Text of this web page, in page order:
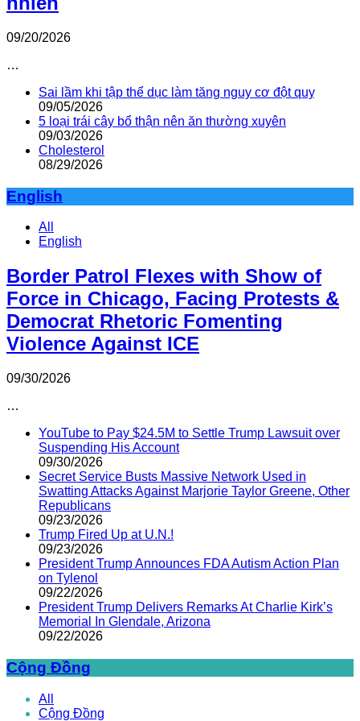
09/20/2026
…
Sai lầm khi tập thể dục làm tăng nguy cơ đột quỵ
09/05/2026
5 loại trái cây bổ thận nên ăn thường xuyên
09/03/2026
Cholesterol
08/29/2026
English
All
English
Border Patrol Flexes with Show of
Force in Chicago, Facing Protests &
Democrat Rhetoric Fomenting
Violence Against ICE
09/30/2026
…
YouTube to Pay $24.5M to Settle Trump Lawsuit over
Suspending His Account
09/30/2026
Secret Service Busts Massive Network Used in
Swatting Attacks Against Marjorie Taylor Greene, Other
Republicans
09/23/2026
Trump Fired Up at U.N.!
09/23/2026
President Trump Announces FDA Autism Action Plan
on Tylenol
09/22/2026
President Trump Delivers Remarks At Charlie Kirk’s
Memorial In Glendale, Arizona
09/22/2026
Cộng Đồng
All
Cộng Đồng